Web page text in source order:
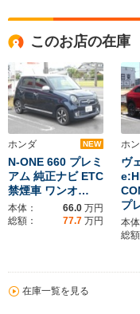
このお店の在庫
ホンダ NEW
N-ONE 660 プレミ
アム 純正ナビ ETC
禁煙車 ワンオ…
本体： 66.0 万円
総額：
77.7 万円
ホ
ヴ
プ
本体
総額
在庫一覧を見る